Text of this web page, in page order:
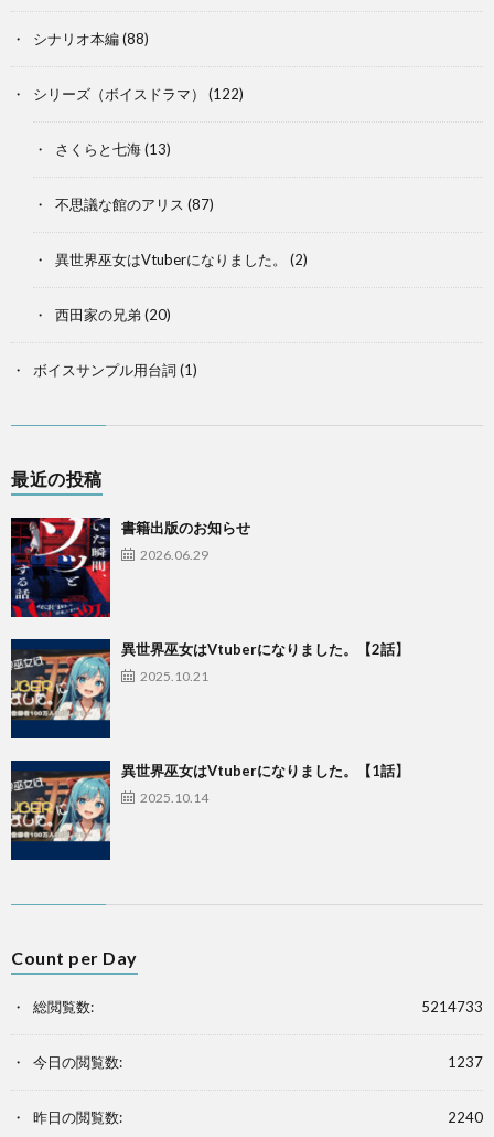
シナリオ本編(88)
シリーズ（ボイスドラマ） (122)
さくらと七海(13)
不思議な館のアリス (87)
異世界巫女はVtuberになりました。 (2)
西田家の兄弟(20)
ボイスサンプル用台詞 (1)
最近の投稿
書籍出版のお知らせ
2026.06.29
異世界巫女はVtuberになりました。【2話】
2025.10.21
異世界巫女はVtuberになりました。【1話】
2025.10.14
Count per Day
5214733
総閲覧数:
1237
今日の閲覧数:
2240
昨日の閲覧数: